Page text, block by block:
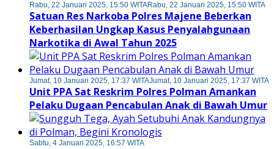
Rabu, 22 Januari 2025, 15:50 WITARabu, 22 Januari 2025, 15:50 WITA
Satuan Res Narkoba Polres Majene Beberkan
Keberhasilan Ungkap Kasus Penyalahgunaan
Narkotika di Awal Tahun 2025
Jumat, 10 Januari 2025, 17:37 WITAJumat, 10 Januari 2025, 17:37 WITA
Unit PPA Sat Reskrim Polres Polman Amankan
Pelaku Dugaan Pencabulan Anak di Bawah Umur
Sabtu, 4 Januari 2025, 16:57 WITA